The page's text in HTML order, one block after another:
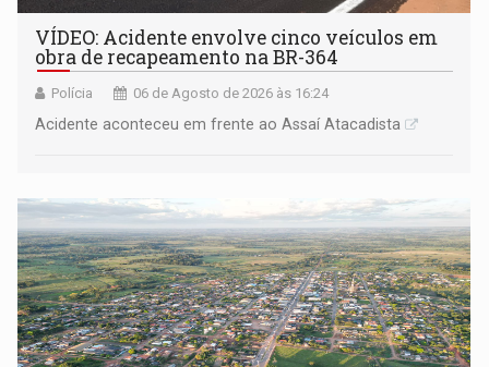
VÍDEO: Acidente envolve cinco veículos em
obra de recapeamento na BR-364
Polícia 06 de Agosto de 2026 às 16:24
Acidente aconteceu em frente ao Assaí Atacadista